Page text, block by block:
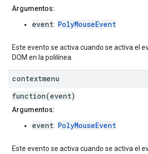
Argumentos:
event: PolyMouseEvent
Este evento se activa cuando se activa el
DOM en la polilínea.
contextmenu
function(event)
Argumentos:
event: PolyMouseEvent
Este evento se activa cuando se activa el